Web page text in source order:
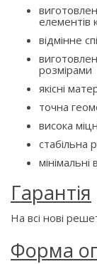
елементів
відмінне
розмірами
якісні
точна
висока
стабільна
Гарантія
На всі нові
Форма